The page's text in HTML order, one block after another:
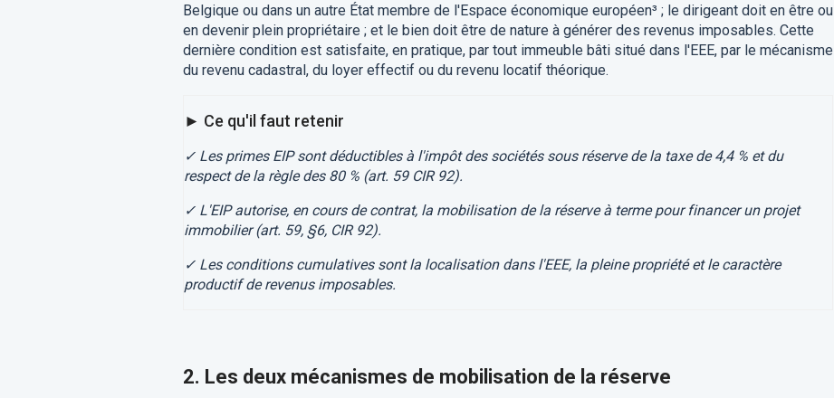
Belgique ou dans un autre État membre de l'Espace économique européen³ ; le dirigeant doit en être ou
en devenir plein propriétaire ; et le bien doit être de nature à générer des revenus imposables. Cette
dernière condition est satisfaite, en pratique, par tout immeuble bâti situé dans l'EEE, par le mécanisme
du revenu cadastral, du loyer effectif ou du revenu locatif théorique.
► Ce qu'il faut retenir
✓ Les primes EIP sont déductibles à l'impôt des sociétés sous réserve de la taxe de 4,4 % et du
respect de la règle des 80 % (art. 59 CIR 92).
✓ L'EIP autorise, en cours de contrat, la mobilisation de la réserve à terme pour financer un projet
immobilier (art. 59, §6, CIR 92).
✓ Les conditions cumulatives sont la localisation dans l'EEE, la pleine propriété et le caractère
productif de revenus imposables.
2. Les deux mécanismes de mobilisation de la réserve